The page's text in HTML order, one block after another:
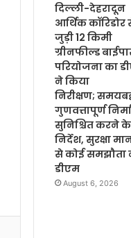
दिल्ली-देहरादून
आर्थिक कॉरिडोर
जुड़ी 12 किमी
ग्रीनफील्ड
परियोजना का
ने किया
निरीक्षण;
गुणवत्तापूर्ण
सुनिश्चित करने के
निर्देश, सुरक्षा
से कोई समझौता
डीएम
August 6, 2026